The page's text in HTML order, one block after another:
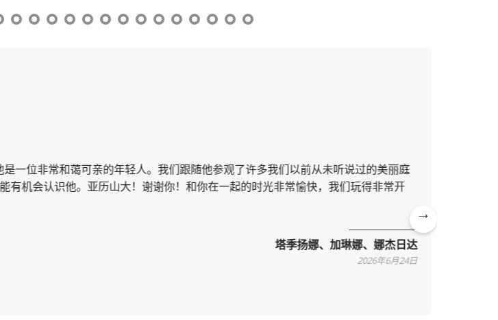
是一位非常和蔼可亲的年轻人。我们跟随他参观了许多我们以前从未听说过的美丽庭
机会认识他。亚历山大！谢谢你！和你在一起的时光非常愉快，我们玩得非常开
塔季扬娜、加琳娜、娜杰日达
2026年6月24日
Ne